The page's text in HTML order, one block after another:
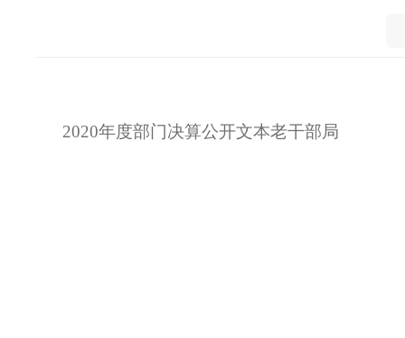
2020年度部门决算公开文本老干部局